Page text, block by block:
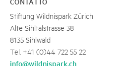
Stiftung Wildnispark Zürich
Alte Sihltalstrasse 38
8135 Sihlwald
Tel. +41 (0)44 722 55 22
info@wildnispark.ch